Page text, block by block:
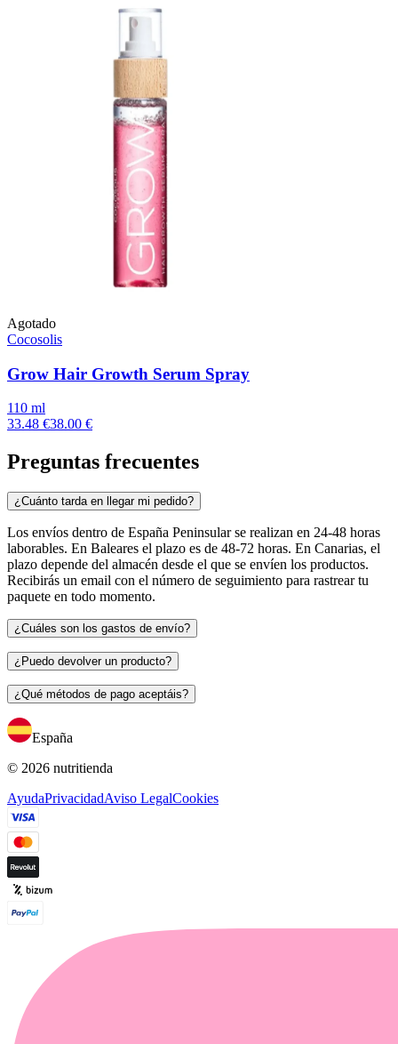
Agotado
Cocosolis
Grow Hair Growth Serum Spray
110 ml
33.48 €38.00 €
Preguntas frecuentes
¿Cuánto tarda en llegar mi pedido?
Los envíos dentro de España Peninsular se realizan en 24-48 horas
laborables. En Baleares el plazo es de 48-72 horas. En Canarias, el
plazo depende del almacén desde el que se envíen los productos.
Recibirás un email con el número de seguimiento para rastrear tu
paquete en todo momento.
¿Cuáles son los gastos de envío?
¿Puedo devolver un producto?
¿Qué métodos de pago aceptáis?
España
© 2026 nutritienda
AyudaPrivacidadAviso LegalCookies